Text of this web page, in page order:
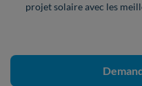
projet solaire avec les